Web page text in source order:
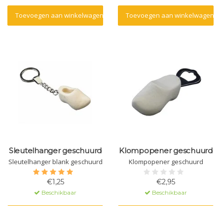
Toevoegen aan winkelwagen Toevoegen aan winkelwagen
Sleutelhanger geschuurd
Sleutelhanger blank geschuurd
€1,25
Beschikbaar
Klompopener geschuurd
Klompopener geschuurd
€2,95
Beschikbaar